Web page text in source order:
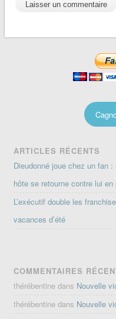
ARTICLES RÉCENTS
Dieudonné joue chez un fan
hôte se retourne contre lui
L’exécutif double les
vacances d’été
COMMENTAIRES
thérébentine dans Nouvelle
thérébentine dans Nouvelle